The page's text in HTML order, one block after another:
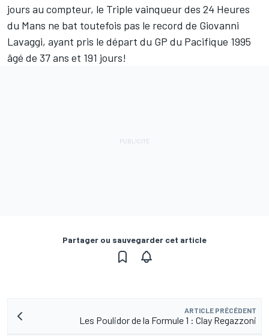
jours au compteur, le Triple vainqueur des 24 Heures
du Mans ne bat toutefois pas le record de Giovanni
Lavaggi, ayant pris le départ du GP du Pacifique 1995
âgé de 37 ans et 191 jours!
Partager ou sauvegarder cet article
ARTICLE PRÉCÉDENT
Les Poulidor de la Formule 1 : Clay Regazzoni